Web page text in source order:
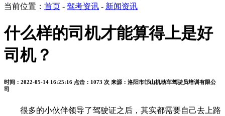
当前位置： 首页 - 驾考资讯 - 新闻资讯
什么样的司机才能算得上是好
司机？
时间：2022-05-14 16:25:16 点击：1073 次 来源：洛阳市邙山机动车驾驶员培训有限公
司
很多的小伙伴领导了驾驶证之后，其实都需要自己去上路